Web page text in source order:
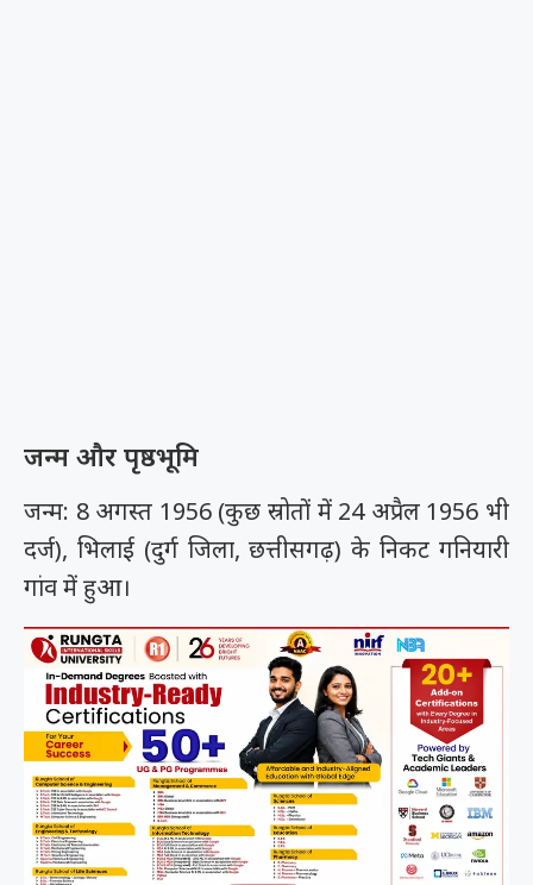
जन्म और पृष्ठभूमि
जन्म: 8 अगस्त 1956 (कुछ स्रोतों में 24 अप्रैल 1956 भी
दर्ज), भिलाई (दुर्ग जिला, छत्तीसगढ़) के निकट गनियारी
गांव में हुआ।